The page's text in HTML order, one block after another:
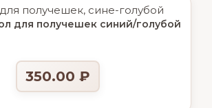
для получешек синий/голубой
350.00 ₽